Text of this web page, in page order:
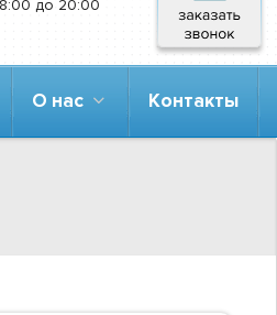
до 20:00
О нас Контакты